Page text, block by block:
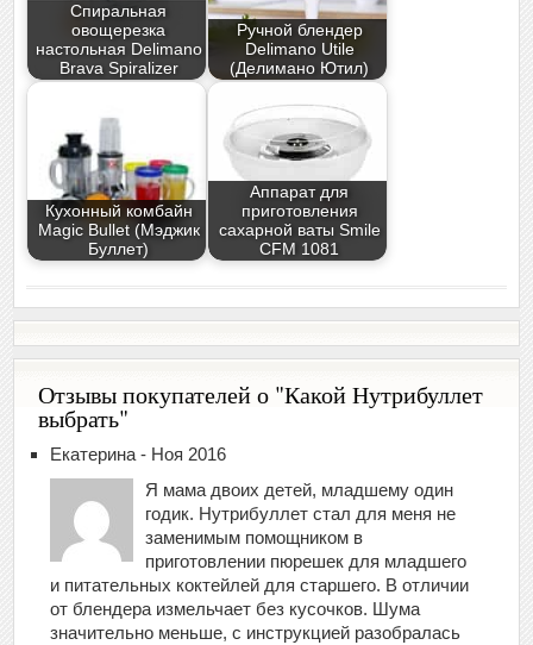
Спиральная
овощерезка
настольная Delimano
Brava Spiralizer
Ручной блендер
Delimano Utile
(Делимано Ютил)
Кухонный комбайн
Magic Bullet (Мэджик
Буллет)
Аппарат для
приготовления
сахарной ваты Smile
CFM 1081
Отзывы покупателей о "Какой Нутрибуллет
выбрать"
Екатерина - Ноя 2016
Я мама двоих детей, младшему один
годик. Нутрибуллет стал для меня не
заменимым помощником в
приготовлении пюрешек для младшего
и питательных коктейлей для старшего. В отличии
от блендера измельчает без кусочков. Шума
значительно меньше, с инструкцией разобралась